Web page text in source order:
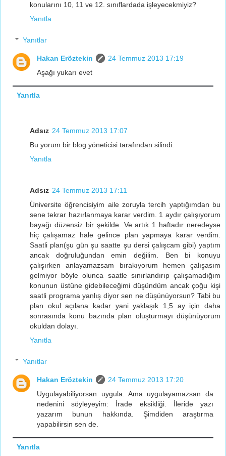
konularını 10, 11 ve 12. sınıflardada işleyecekmiyiz?
Yanıtla
Yanıtlar
Hakan Eröztekin
24 Temmuz 2013 17:19
Aşağı yukarı evet
Yanıtla
Adsız 24 Temmuz 2013 17:07
Bu yorum bir blog yöneticisi tarafından silindi.
Yanıtla
Adsız 24 Temmuz 2013 17:11
Üniversite öğrencisiyim aile zoruyla tercih yaptığımdan bu
sene tekrar hazırlanmaya karar verdim. 1 aydır çalışıyorum
bayağı düzensiz bir şekilde. Ve artık 1 haftadır neredeyse
hiç çalışamaz hale gelince plan yapmaya karar verdim.
Saatli plan(şu gün şu saatte şu dersi çalışcam gibi) yaptım
ancak doğruluğundan emin değilim. Ben bi konuyu
çalışırken anlayamazsam bırakıyorum hemen çalışasım
gelmiyor böyle olunca saatle sınırlandırıp çalışamadığım
konunun üstüne gidebileceğimi düşündüm ancak çoğu kişi
saatli programa yanlış diyor sen ne düşünüyorsun? Tabi bu
plan okul açılana kadar yani yaklaşık 1,5 ay için daha
sonrasında konu bazında plan oluşturmayı düşünüyorum
okuldan dolayı.
Yanıtla
Yanıtlar
Hakan Eröztekin
24 Temmuz 2013 17:20
Uygulayabiliyorsan uygula. Ama uygulayamazsan da
nedenini söyleyeyim: İrade eksikliği. İleride yazı
yazarım bunun hakkında. Şimdiden araştırma
yapabilirsin sen de.
Yanıtla